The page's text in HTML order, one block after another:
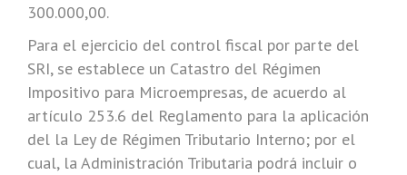
300.000,00.
Para el ejercicio del control fiscal por parte del
SRI, se establece un Catastro del Régimen
Impositivo para Microempresas, de acuerdo al
artículo 253.6 del Reglamento para la aplicación
del la Ley de Régimen Tributario Interno; por el
cual, la Administración Tributaria podrá incluir o